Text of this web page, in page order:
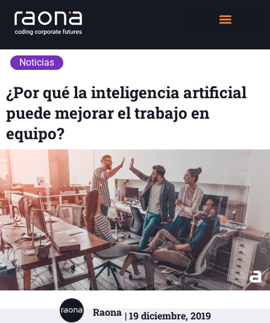
Noticias
¿Por qué la inteligencia artificial
puede mejorar el trabajo en
equipo?
Raona | 19 diciembre, 2019